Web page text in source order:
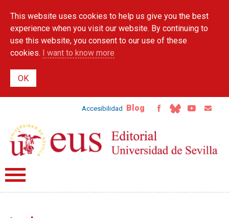
main
content
This website uses cookies to help us give you the best
experience when you visit our website. By continuing to
use this website, you consent to our use of these
cookies. I want to know more
Accesibilidad Blog